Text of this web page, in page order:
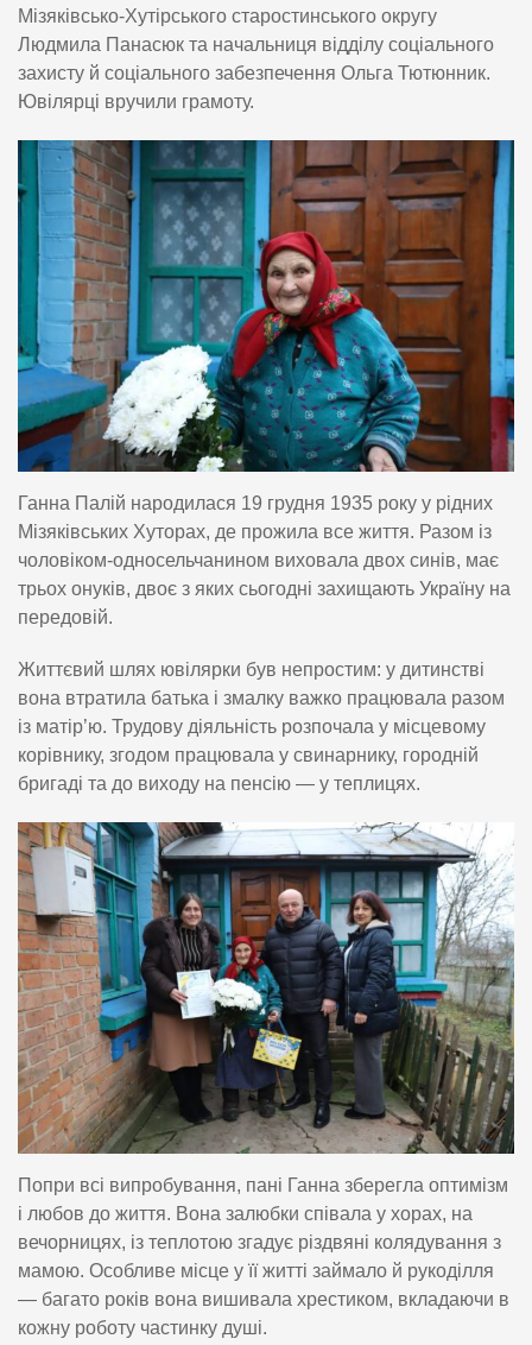
Мізяківсько-Хутірського старостинського округу
Людмила Панасюк та начальниця відділу соціального
захисту й соціального забезпечення Ольга Тютюнник.
Ювілярці вручили грамоту.
Ганна Палій народилася 19 грудня 1935 року у рідних
Мізяківських Хуторах, де прожила все життя. Разом із
чоловіком-односельчанином виховала двох синів, має
трьох онуків, двоє з яких сьогодні захищають Україну на
передовій.
Життєвий шлях ювілярки був непростим: у дитинстві
вона втратила батька і змалку важко працювала разом
із матір’ю. Трудову діяльність розпочала у місцевому
корівнику, згодом працювала у свинарнику, городній
бригаді та до виходу на пенсію — у теплицях.
Попри всі випробування, пані Ганна зберегла оптимізм
і любов до життя. Вона залюбки співала у хорах, на
вечорницях, із теплотою згадує різдвяні колядування з
мамою. Особливе місце у її житті займало й рукоділля
— багато років вона вишивала хрестиком, вкладаючи в
кожну роботу частинку душі.